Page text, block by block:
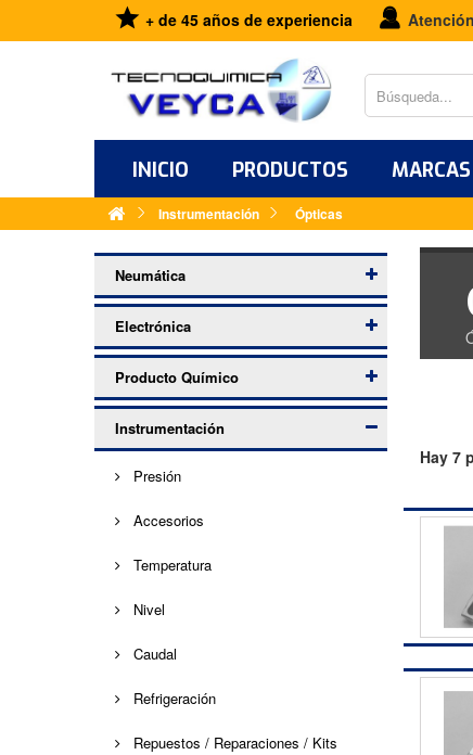
+ de 45 años de experiencia
INICIO PRODUCTOS MARCAS
Instrumentación Ópticas
Neumática
Electrónica
Producto Químico
Instrumentación
Presión
Accesorios
Temperatura
Nivel
Caudal
Refrigeración
Repuestos / Reparaciones / Kits
Hay 7